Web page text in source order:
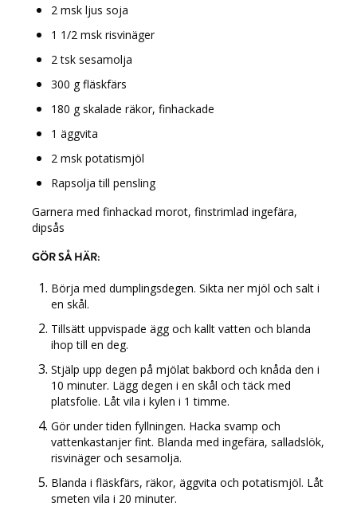
2 msk ljus soja
1 1/2 msk risvinäger
2 tsk sesamolja
300 g fläskfärs
180 g skalade räkor, finhackade
1 äggvita
2 msk potatismjöl
Rapsolja till pensling
Garnera med finhackad morot, finstrimlad ingefära,
dipsås
GÖR SÅ HÄR:
Börja med dumplingsdegen. Sikta ner mjöl och salt i
en skål.
Tillsätt uppvispade ägg och kallt vatten och blanda
ihop till en deg.
Stjälp upp degen på mjölat bakbord och knåda den i
10 minuter. Lägg degen i en skål och täck med
platsfolie. Låt vila i kylen i 1 timme.
Gör under tiden fyllningen. Hacka svamp och
vattenkastanjer fint. Blanda med ingefära, salladslök,
risvinäger och sesamolja.
Blanda i fläskfärs, räkor, äggvita och potatismjöl. Låt
smeten vila i 20 minuter.